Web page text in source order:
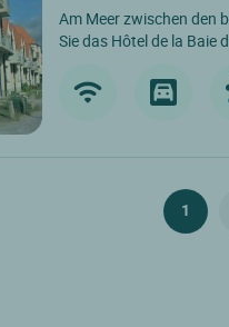
Am Meer zwischen den
Sie das Hôtel de la Baie
1